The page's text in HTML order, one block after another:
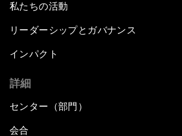
私たちの活動
リーダーシップとガバナンス
インパクト
詳細
センター（部門）
会合